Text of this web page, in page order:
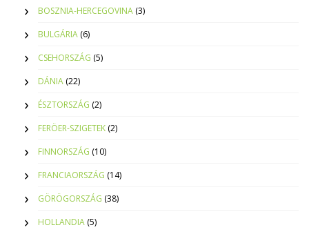
BOSZNIA-HERCEGOVINA (3)
BULGÁRIA (6)
CSEHORSZÁG (5)
DÁNIA (22)
ÉSZTORSZÁG (2)
FERÖER-SZIGETEK (2)
FINNORSZÁG (10)
FRANCIAORSZÁG (14)
GÖRÖGORSZÁG (38)
HOLLANDIA (5)